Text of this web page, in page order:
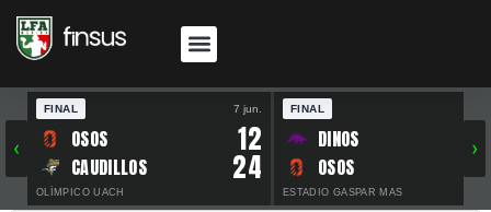
‹
FINAL 7 jun.
OSOS 12
CAUDILLOS 24
OLÍMPICO UACH
FINAL
DINOS
OSOS
ESTADIO GASPAR MAS
›